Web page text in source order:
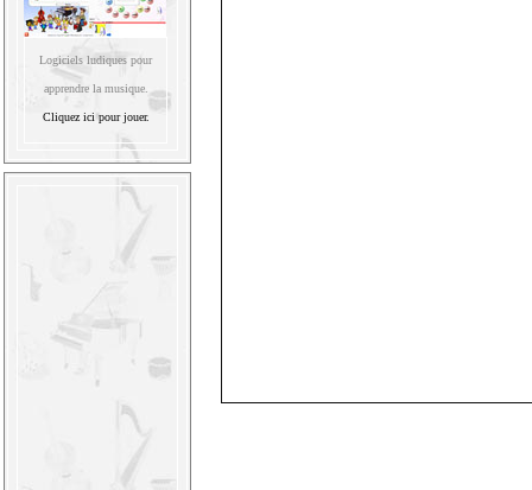
Logiciels ludiques pour
apprendre la musique.
Cliquez ici pour jouer.